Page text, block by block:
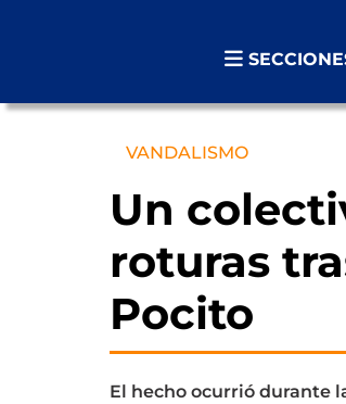
VANDALISMO
Un
roturas
Pocito
El hecho ocurrió durante